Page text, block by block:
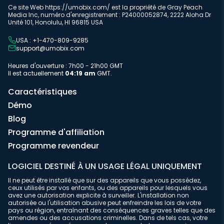
Ce site Web https://umobix.com/ est la propriété de Gray Peach
Media Inc, numéro d'enregistrement : P24000052874, 2222 Aloha Dr
Unité 101, Honolulu, HI 96815 USA
USA : +1-470-809-9285
support@umobix.com
Heures d'ouverture : 7h00 - 21h00 GMT
Il est actuellement 04:19 am GMT.
Caractéristiques
Démo
Blog
Programme d'affiliation
Programme revendeur
LOGICIEL DESTINÉ À UN USAGE LÉGAL UNIQUEMENT
Il ne peut être installé que sur des appareils que vous possédez,
ceux utilisés par vos enfants, ou des appareils pour lesquels vous
avez une autorisation explicite à surveiller. L'installation non
autorisée ou l'utilisation abusive peut enfreindre les lois de votre
pays ou région, entraînant des conséquences graves telles que des
amendes ou des accusations criminelles. Dans de tels cas, votre